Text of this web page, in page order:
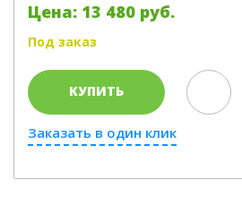
Цена: 13 480 руб.
Под заказ
КУПИТЬ
Заказать в один клик